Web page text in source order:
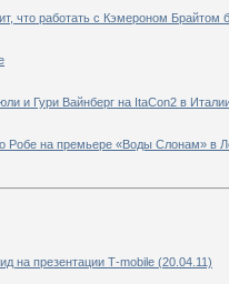
что работать с Кэмероном
и Гури Вайнберг на ItaCon2 в
Робе на премьере «Воды Слонам» в
на презентации Т-mobile (20.04.11)